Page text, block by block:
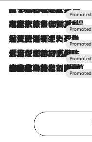
2026.8.7
【トンボの足水浴】ヒノキの香りに包まれて涼感マックス！約13℃の湧水かけ流しを避暑地「星野温泉 トンボの湯」で体験
2026.7.31
【ホテル帰省】という選択肢をOMOが提案。家族とほどよい距離を保つには「昼は実家、夜は気兼ねなくホテルで！」
2026.7.24
【夏限定ディナーコース】旬を迎える稚鮎や花ズッキーニなどをイタリア・トスカーナの郷土料理の手法で満喫！
2026.7.17
「土佐和ハーブかき氷」がOMO7高知に登場！生姜、山椒、大葉など目にも舌にも涼を呼ぶ郷土の味
2026.7.10
NEW OPEN！【界 草津】名湯の地に誕生。趣の異なる2種の温泉と上州ならではの会席・蕎麦割烹など美食を味わう究極の癒やし旅